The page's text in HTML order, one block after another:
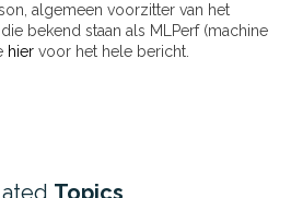
algemeen voorzitter van het
bekend staan ​​als MLPerf (machine
hier voor het hele bericht.